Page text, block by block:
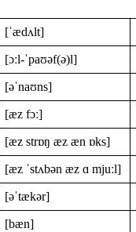
[ˈædʌlt]
[ɔːl-ˈpaʊəf(ə)l]
[əˈnaʊns]
[æz fɔː]
[æz strɒŋ æz æn ɒks]
[æz ˈstʌbən æz ɑ mjuːl]
[əˈtækər]
[bæn]